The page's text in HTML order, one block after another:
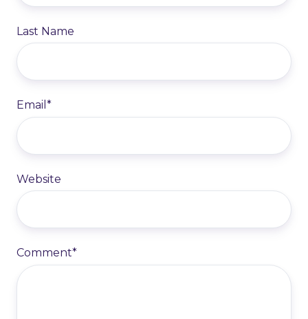
Last Name
Email *
Website
Comment*